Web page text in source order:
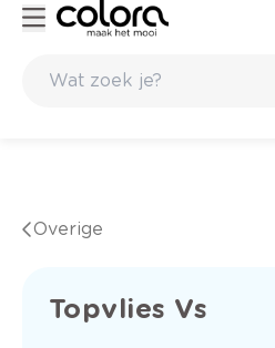
Overige
Topvlies Vs